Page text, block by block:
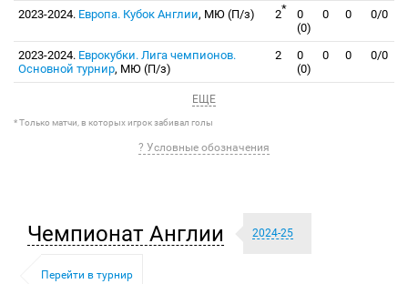
2023-2024. Европа. Кубок Англии, МЮ (П/з) 2*
0
(0)
0 0 0/0
2023-2024. Еврокубки. Лига чемпионов.
Основной турнир, МЮ (П/з)
2
0
(0)
0 0 0/0
ЕЩЕ
* Только матчи, в которых игрок забивал голы
? Условные обозначения
Чемпионат Англии 2024-25
Перейти в турнир